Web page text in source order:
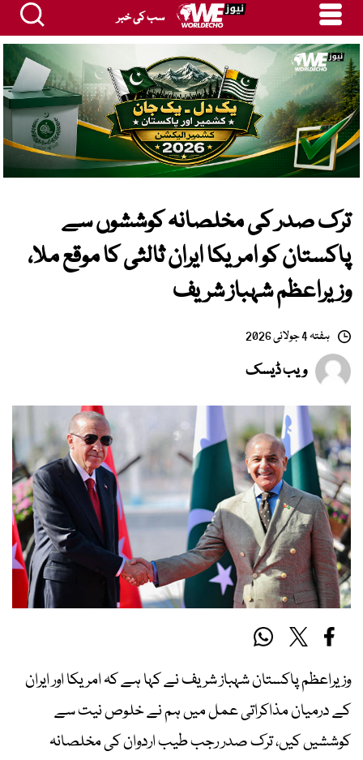
سب کی خبر
ترک صدر کی مخلصانہ کوششوں سے
پاکستان کو امریکا ایران ثالثی کا موقع ملا،
وزیراعظم شہباز شریف
ہفتہ 4 جولائی 2026
ویب ڈیسک
وزیراعظم پاکستان شہباز شریف نے کہا ہے کہ امریکا اور ایران
کے درمیان مذاکراتی عمل میں ہم نے خلوص نیت سے
کوششیں کیں، ترک صدر رجب طیب اردوان کی مخلصانہ